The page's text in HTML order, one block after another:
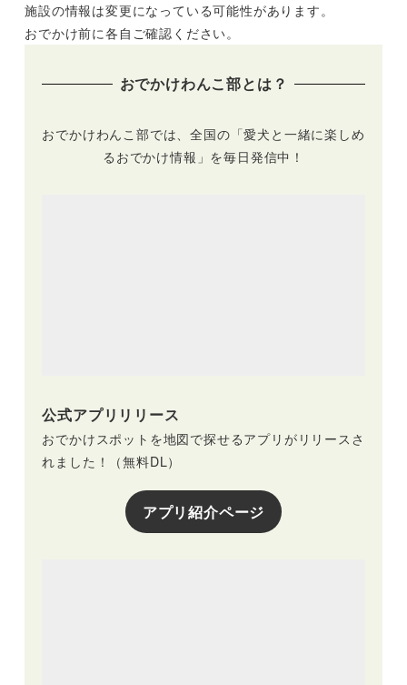
きで紹介します
夏のSUPをお得に予
約しよう
施設の情報は変更になっている可能性があります。
おでかけ前に各自ご確認ください。
おでかけわんこ部とは？
おでかけわんこ部では、全国の「愛犬と一緒に楽しめ
るおでかけ情報」を毎日発信中！
公式アプリリリース
おでかけスポットを地図で探せるアプリがリリースさ
れました！（無料DL）
アプリ紹介ページ